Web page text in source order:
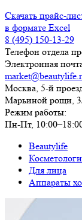
Скачать прайс-
в формате Excel
8 (495) 150-13-29
Телефон отдела
Электронная
Москва, 5-й
Марьиной рощи,
Режим работы:
Пн-Пт,
Beautylife
Для лица
Аппараты